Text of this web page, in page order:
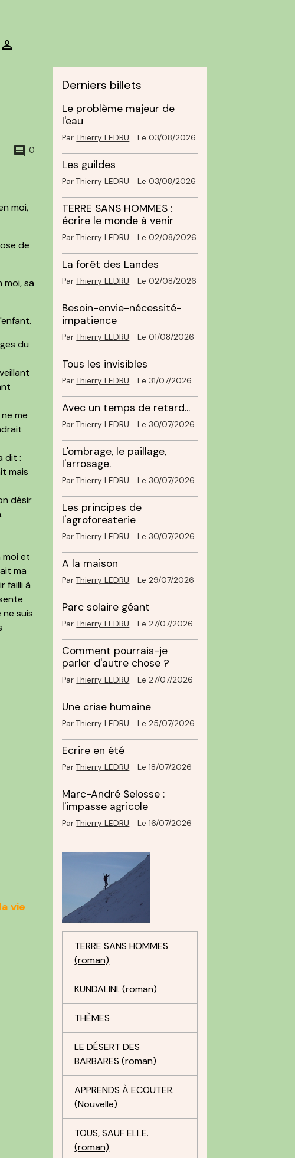
0
moi,
de
moi, sa
du
me
dit :
mais
désir
moi et
ma
failli à
suis
vie
Derniers billets
Le problème majeur de
l'eau
ParThierry LEDRU Le 03/08/2026
Les guildes
ParThierry LEDRU Le 03/08/2026
TERRE SANS HOMMES :
écrire le monde à venir
ParThierry LEDRU Le 02/08/2026
La forêt des Landes
ParThierry LEDRU Le 02/08/2026
Besoin-envie-nécessité-
impatience
ParThierry LEDRU Le 01/08/2026
Tous les invisibles
ParThierry LEDRU Le 31/07/2026
Avec un temps de retard...
ParThierry LEDRU Le 30/07/2026
L'ombrage, le paillage,
l'arrosage.
ParThierry LEDRU Le 30/07/2026
Les principes de
l'agroforesterie
ParThierry LEDRU Le 30/07/2026
A la maison
ParThierry LEDRU Le 29/07/2026
Parc solaire géant
ParThierry LEDRU Le 27/07/2026
Comment pourrais-je
parler d'autre chose ?
ParThierry LEDRU Le 27/07/2026
Une crise humaine
ParThierry LEDRU Le 25/07/2026
Ecrire en été
ParThierry LEDRU Le 18/07/2026
Marc-André Selosse :
l'impasse agricole
ParThierry LEDRU Le 16/07/2026
TERRE SANS HOMMES
(roman)
KUNDALINI. (roman)
THÈMES
LE DÉSERT DES
BARBARES (roman)
APPRENDS À ECOUTER.
(Nouvelle)
TOUS, SAUF ELLE.
(roman)